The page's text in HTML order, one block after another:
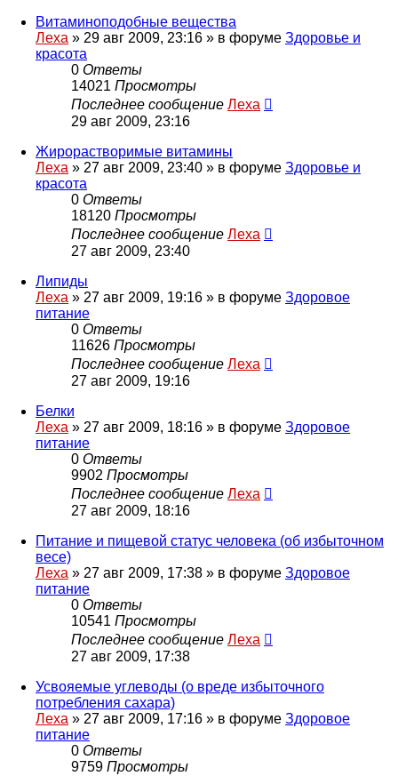
Витаминоподобные вещества
Леха » 29 авг 2009, 23:16 » в форуме Здоровье и
красота
0 Ответы
14021 Просмотры
Последнее сообщение Леха
29 авг 2009, 23:16
Жирорастворимые витамины
Леха » 27 авг 2009, 23:40 » в форуме Здоровье и
красота
0 Ответы
18120 Просмотры
Последнее сообщение Леха
27 авг 2009, 23:40
Липиды
Леха » 27 авг 2009, 19:16 » в форуме Здоровое
питание
0 Ответы
11626 Просмотры
Последнее сообщение Леха
27 авг 2009, 19:16
Белки
Леха » 27 авг 2009, 18:16 » в форуме Здоровое
питание
0 Ответы
9902 Просмотры
Последнее сообщение Леха
27 авг 2009, 18:16
Питание и пищевой статус человека (об избыточном
весе)
Леха » 27 авг 2009, 17:38 » в форуме Здоровое
питание
0 Ответы
10541 Просмотры
Последнее сообщение Леха
27 авг 2009, 17:38
Усвояемые углеводы (о вреде избыточного
потребления сахара)
Леха » 27 авг 2009, 17:16 » в форуме Здоровое
питание
0 Ответы
9759 Просмотры